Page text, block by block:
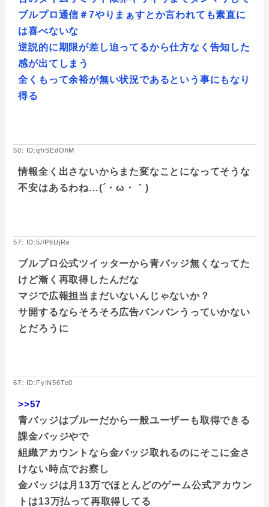
ブルプロ通信＃7やりまぁすとか言われても素直に
は喜べないな
逆説的に期限が差し迫ってるから仕方なく告知した
感が出てしまう
全くもって余裕が無い状況であるという事にもなり
得る
50: ID:qfrSEdOhM
情報全く出さないからまた変なことになってそうな
不安はあるわね…(´・ω・｀)
57: ID:5//P6UjRa
ブルプロ公式ツイッターから青バッジ無くなってた
けど漸く再取得したんだな
マジで広報担当まだいないんじゃないか？
サ開するならそろそろ広告バンバンうっていかない
とだろうに
67: ID:FyIN56Te0
>>57
青バッジはブルーだから一般ユーザーも取得できる
課金バッジやで
組織アカウントなら金バッジ取れるのにそこに金さ
けない時点でお察し
金バッジは月13万でほとんどのゲーム公式アカウン
トは13万払って再取得してる